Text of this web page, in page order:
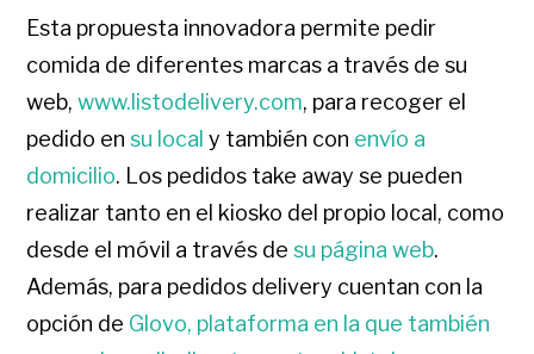
Esta propuesta innovadora permite pedir
comida de diferentes marcas a través de su
web,www.listodelivery.com, para recoger el
pedido ensu local y también con envío a
domicilio. Los pedidos take away se pueden
realizar tanto en el kiosko del propio local, como
desde el móvil a través desu página web.
Además, para pedidos delivery cuentan con la
opción de Glovo, plataforma en la que también